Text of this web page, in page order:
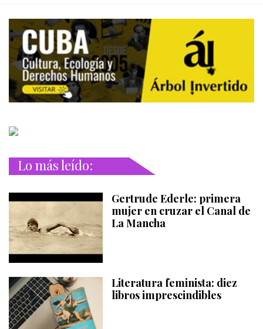
Lo más leído:
Gertrude Ederle: primera
mujer en cruzar el Canal de
La Mancha
Literatura feminista: diez
libros imprescindibles